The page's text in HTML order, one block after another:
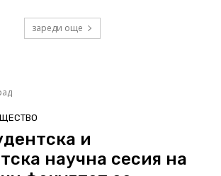
зареди още